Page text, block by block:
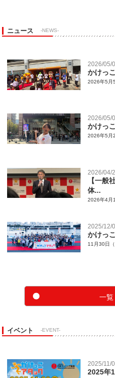
ニュース -NEWS-
2026/05/
かけっ
2026年5月
2026/05/
かけっ
2026年5月
2026/04/
【一般
体...
2026年4月
2025/12/
かけっ
11月30日
一
イベント -EVENT-
2025/11/
2025年